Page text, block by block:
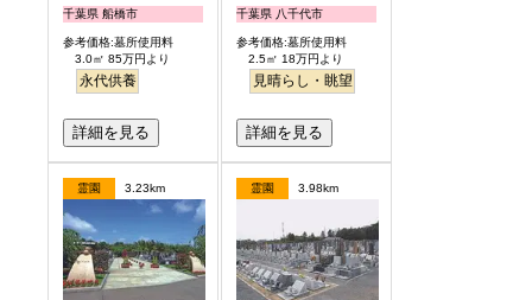
千葉県 船橋市
参考価格:墓所使用料
3.0㎡ 85万円より
永代供養
詳細を見る
千葉県 八千代市
参考価格:墓所使用料
2.5㎡ 18万円より
見晴らし・眺望
詳細を見る
霊園 3.23km 霊園 3.98km